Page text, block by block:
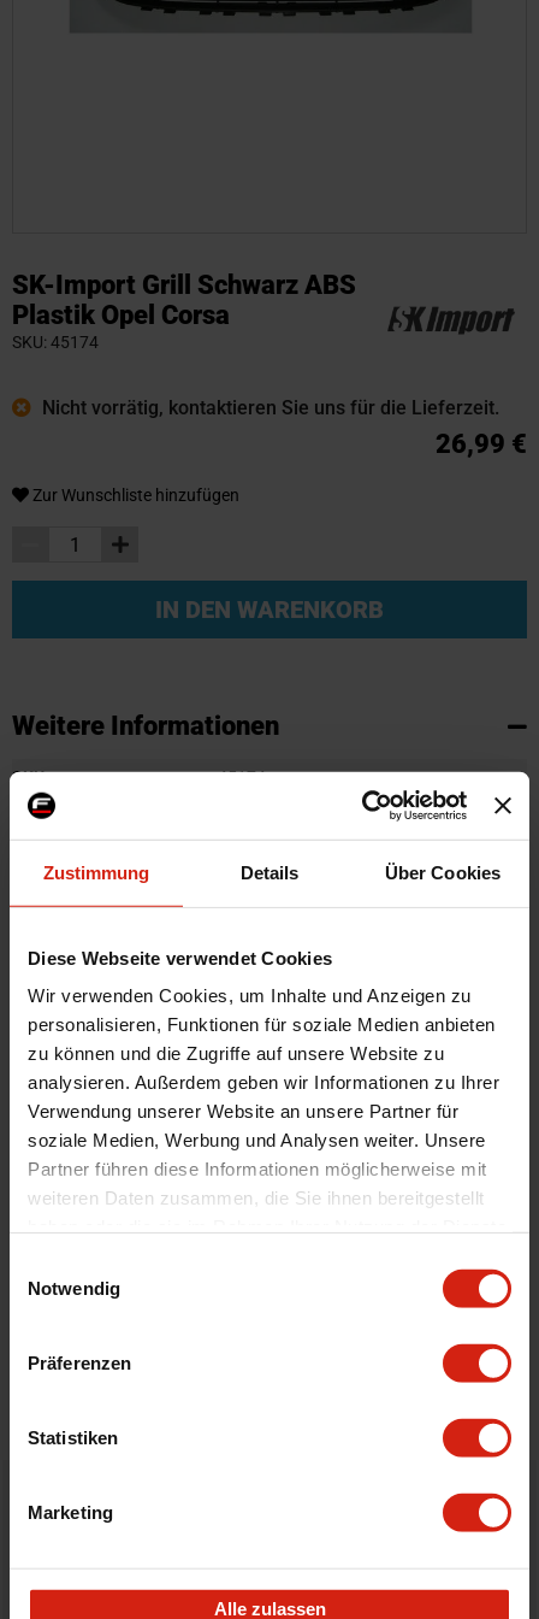
Zustimmung Details Über Cookies
Diese Webseite verwendet Cookies
Wir verwenden Cookies, um Inhalte und Anzeigen zu
personalisieren, Funktionen für soziale Medien anbieten
zu können und die Zugriffe auf unsere Website zu
analysieren. Außerdem geben wir Informationen zu Ihrer
Verwendung unserer Website an unsere Partner für
soziale Medien, Werbung und Analysen weiter. Unsere
Partner führen diese Informationen möglicherweise mit
weiteren Daten zusammen, die Sie ihnen bereitgestellt
Notwendig
Präferenzen
Statistiken
Marketing
Alle zulassen
SK-Import Grill Schwarz ABS
Plastik Opel Corsa
SKU 45174
Nicht vorrätig, kontaktieren Sie uns für die Lieferzeit.
26,99 €
Zur Wunschliste hinzufügen
IN DEN WARENKORB
Anfang
der
Bildgalerie
Weitere Informationen
Weitere
Informationen
SKU
45174
Marke
Montagematerial
Nein
Automarkenname
Opel
Automodell Name
Material
ABS Plastik
Universal
Nein
Geeignet Für
Details
Bestellt vor 16:00 Uhr
Nicht zufrieden?